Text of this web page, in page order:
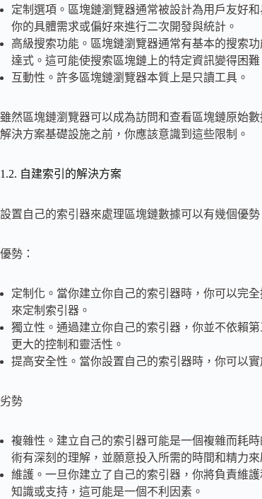
定制選項。區塊鏈瀏覽器通常被設計為用戶友好
你的具體需求或偏好來進行二次開發與統計。
高級搜索功能。區塊鏈瀏覽器通常有基本的搜索
達式。這可能使搜索區塊鏈上的特定資訊變得困難
互動性。許多區塊鏈瀏覽器本質上是只讀工具。
雖然區塊鏈瀏覽器可以成為訪問和查看區塊鏈原始
解決方案基礎設施之前，你應該意識到這些限制。
1.2. 自建索引的解決方案
設置自己的索引器來處理區塊鏈數據可以有幾個優
優勢：
定制化。當你建立你自己的索引器時，你可以完
來定制索引器。
獨立性。通過建立你自己的索引器，你並不依賴
更大的控制和靈活性。
提高安全性。當你設置自己的索引器時，你可以
劣勢
複雜性。建立自己的索引器可能是一個複雜而耗
術有深刻的理解，並願意投入所需的時間和精力來
維護。一旦你建立了自己的索引器，你將負責維
知識或支持，這可能是一個不利因素。